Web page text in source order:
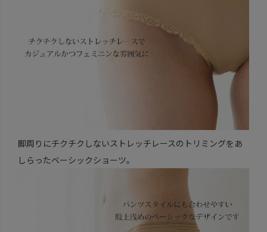
脚周りにチクチクしないストレッチレースのトリミングをあ
しらったベーシックショーツ。